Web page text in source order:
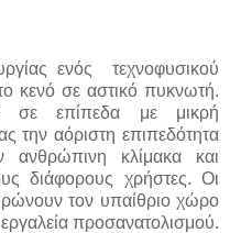
ενός τεχνοφυσικού
κενό σε αστικό πυκνωτή.
σε επίπεδα με μικρή
την αόριστη επιπεδότητα
ανθρώπινη κλίμακα και
διάφορους χρήστες. Οι
τον υπαίθριο χώρο
προσανατολισμού.